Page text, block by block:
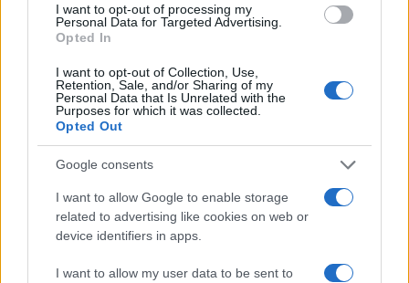
I want to opt-out of processing my
Personal Data for Targeted Advertising.
Opted In
I want to opt-out of Collection, Use,
Retention, Sale, and/or Sharing of my
Personal Data that Is Unrelated with the
Purposes for which it was collected.
Opted Out
Google consents
I want to allow Google to enable storage
related to advertising like cookies on web or
device identifiers in apps.
I want to allow my user data to be sent to
Continua a leggere
1 GIORNO OUT